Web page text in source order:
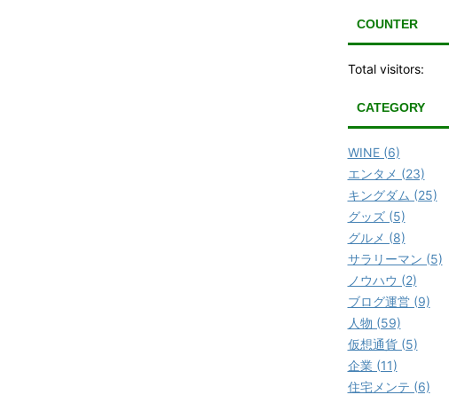
COUNTER
Total visitors:
CATEGORY
WINE (6)
エンタメ (23)
キングダム (25)
グッズ (5)
グルメ (8)
サラリーマン (5)
ノウハウ (2)
ブログ運営 (9)
人物 (59)
仮想通貨 (5)
企業 (11)
住宅メンテ (6)